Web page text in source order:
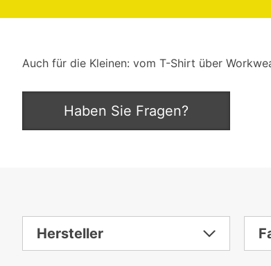
Auch für die Kleinen: vom T-Shirt über
Haben Sie Fragen?